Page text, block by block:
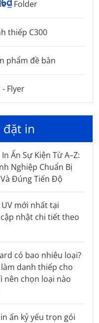
– Folder
thiếp C300
phẩm đề bàn
Flyer
in
Ấn Sự Kiện Từ A–Z:
Nghiệp Chuẩn Bị
Đúng Tiến Độ
UV mới nhất tại
cập nhật chi tiết theo
có bao nhiêu loại?
danh thiếp cho
nên chọn loại nào
ấn kỷ yếu trọn gói